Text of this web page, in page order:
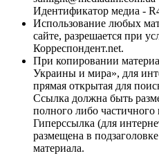
Идентификатор медиа -
Использование любых
сайте, разрешается при
Корреспондент.net.
При копировании
Украины и мира», для
прямая открытая для
Ссылка должна быть
полного либо частичного
Гиперссылка (для
размещена в
материала.